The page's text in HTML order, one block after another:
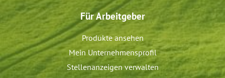
Für Arbeitgeber
Produkte ansehen
Mein Unternehmensprofil
Stellenanzeigen verwalten